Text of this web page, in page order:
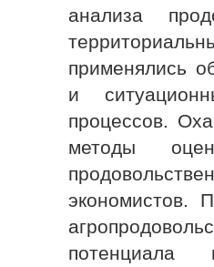
анализа
применялись
и
процессов.
методы
экономистов.
потенциала